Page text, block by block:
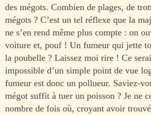
des mégots. Combien de plages, de
mégots ? C’est un tel réflexe que la
ne s’en rend même plus compte : on
voiture et, pouf ! Un fumeur qui jette
la poubelle ? Laissez moi rire ! Ce
impossible d’un simple point de vue
fumeur est donc un pollueur. Saviez-
mégot suffit à tuer un poisson ? Je ne
nombre de fois où, croyant avoir